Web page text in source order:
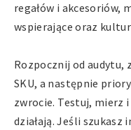
regałów i
wspierające oraz
Rozpocznij od audytu,
SKU, a następnie
zwrocie. Testuj, mierz
działają. Jeśli szukasz